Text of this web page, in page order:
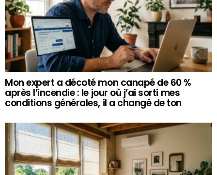
Mon expert a décoté mon canapé de 60 %
après l’incendie : le jour où j’ai sorti mes
conditions générales, il a changé de ton